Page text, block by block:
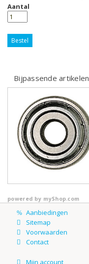
Aantal
Bestel
Bijpassende artikelen
powered by myShop.com